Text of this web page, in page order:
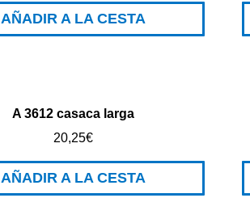
AÑADIR A LA CESTA
A 3612 casaca larga
20,25€
AÑADIR A LA CESTA